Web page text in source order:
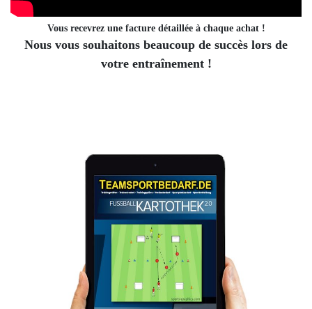
Vous recevrez une facture détaillée à chaque achat !
Nous vous souhaitons beaucoup de succès lors de
votre entraînement !